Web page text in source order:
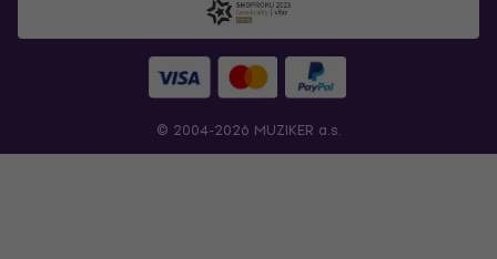
© 2004-2026 MUZIKER a.s.